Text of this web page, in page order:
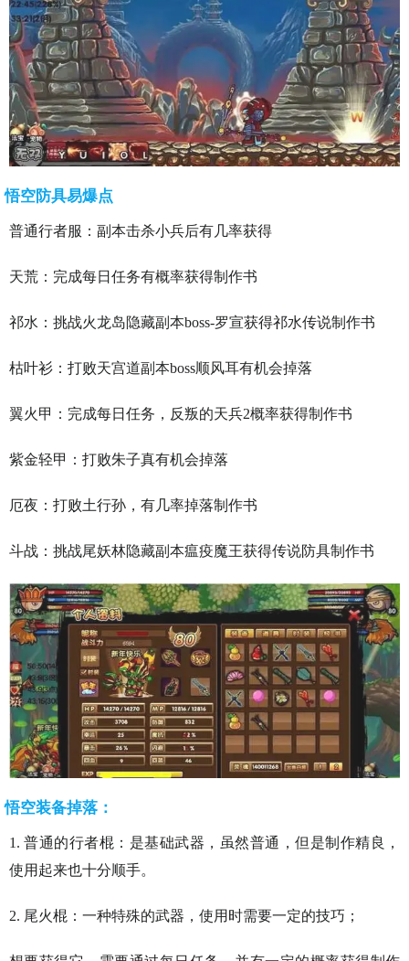
悟空防具易爆点
普通行者服：副本击杀小兵后有几率获得
天荒：完成每日任务有概率获得制作书
祁水：挑战火龙岛隐藏副本boss-罗宣获得祁水传说制作书
枯叶衫：打败天宫道副本boss顺风耳有机会掉落
翼火甲：完成每日任务，反叛的天兵2概率获得制作书
紫金轻甲：打败朱子真有机会掉落
厄夜：打败土行孙，有几率掉落制作书
斗战：挑战尾妖林隐藏副本瘟疫魔王获得传说防具制作书
悟空装备掉落：
1. 普通的行者棍：是基础武器，虽然普通，但是制作精良，
使用起来也十分顺手。
2. 尾火棍：一种特殊的武器，使用时需要一定的技巧；